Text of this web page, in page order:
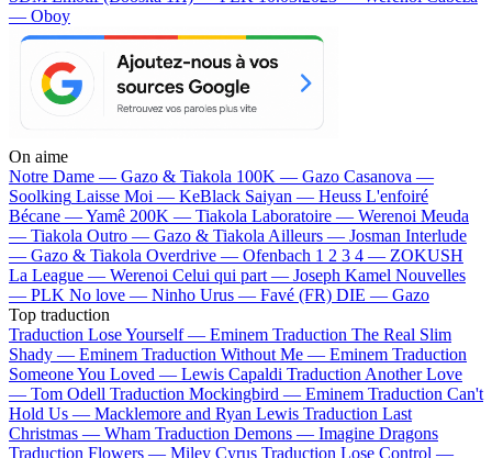
— Oboy
On aime
Notre Dame — Gazo & Tiakola 100K — Gazo Casanova —
Soolking Laisse Moi — KeBlack Saiyan — Heuss L'enfoiré
Bécane —Yamê 200K — Tiakola Laboratoire — Werenoi Meuda
— Tiakola Outro — Gazo & Tiakola Ailleurs — Josman Interlude
— Gazo & Tiakola Overdrive — Ofenbach 1 2 3 4 — ZOKUSH
La League — Werenoi Celui qui part — Joseph Kamel Nouvelles
— PLK No love — Ninho Urus — Favé (FR) DIE — Gazo
Top traduction
Traduction Lose Yourself — Eminem Traduction The Real Slim
Shady — Eminem Traduction Without Me — Eminem Traduction
Someone You Loved — Lewis Capaldi Traduction Another Love
— Tom Odell Traduction Mockingbird — Eminem Traduction Can't
Hold Us — Macklemore and Ryan Lewis Traduction Last
Christmas — Wham Traduction Demons — Imagine Dragons
Traduction Flowers — Miley Cyrus Traduction Lose Control —